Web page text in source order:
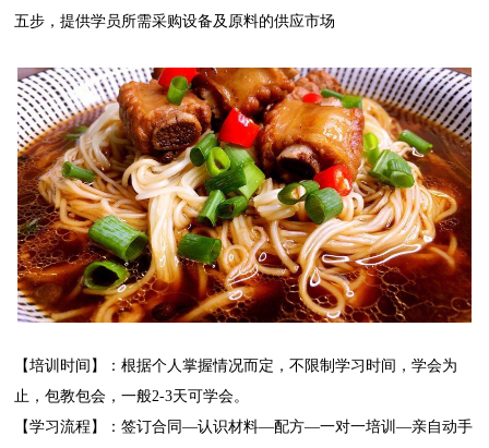
五步，提供学员所需采购设备及原料的供应市场
【培训时间】：根据个人掌握情况而定，不限制学习时间，学会为
止，包教包会，一般2-3天可学会。
【学习流程】：签订合同—认识材料—配方—一对一培训—亲自动手